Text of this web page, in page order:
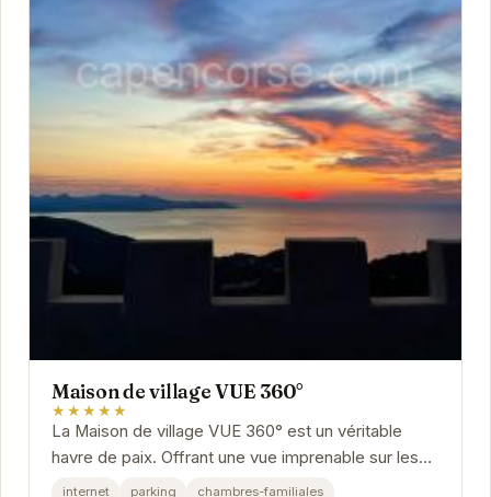
Maison de village VUE 360°
★★★★★
La Maison de village VUE 360° est un véritable
havre de paix. Offrant une vue imprenable sur les
environs, cette charmante maison est parfaite
internet parking chambres-familiales